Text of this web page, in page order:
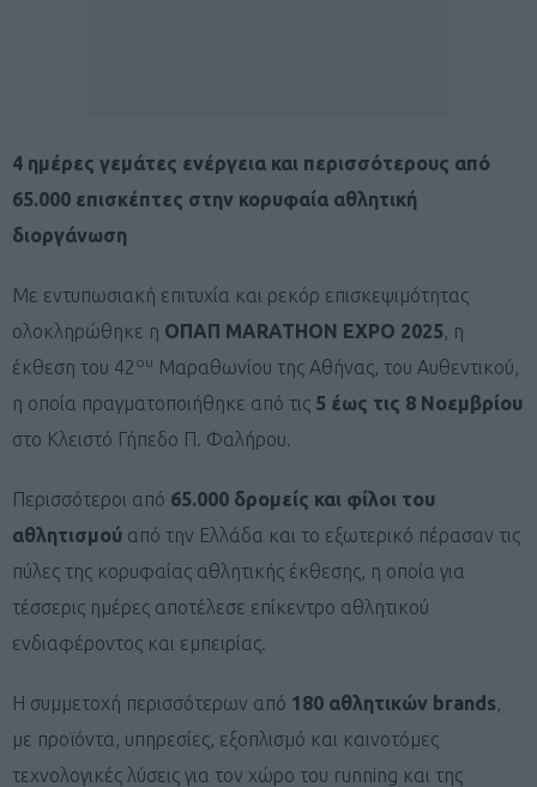
4 ημέρες γεμάτες ενέργεια και περισσότερους από
65.000 επισκέπτες στην κορυφαία αθλητική
διοργάνωση
Με εντυπωσιακή επιτυχία και ρεκόρ επισκεψιμότητας
ολοκληρώθηκε η ΟΠΑΠ MARATHON EXPO 2025, η
έκθεση του 42 ου Μαραθωνίου της Αθήνας, του Αυθεντικού,
η οποία πραγματοποιήθηκε από τις 5 έως τις 8 Νοεμβρίου
στο Κλειστό Γήπεδο Π. Φαλήρου.
Περισσότεροι από 65.000 δρομείς και φίλοι του
αθλητισμού από την Ελλάδα και το εξωτερικό πέρασαν τις
πύλες της κορυφαίας αθλητικής έκθεσης, η οποία για
τέσσερις ημέρες αποτέλεσε επίκεντρο αθλητικού
ενδιαφέροντος και εμπειρίας.
Η συμμετοχή περισσότερων από 180 αθλητικών brands,
με προϊόντα, υπηρεσίες, εξοπλισμό και καινοτόμες
τεχνολογικές λύσεις για τον χώρο του running και της